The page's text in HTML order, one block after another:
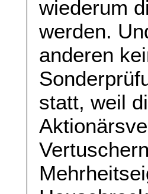
wiederum
werden.
anderen
statt, weil